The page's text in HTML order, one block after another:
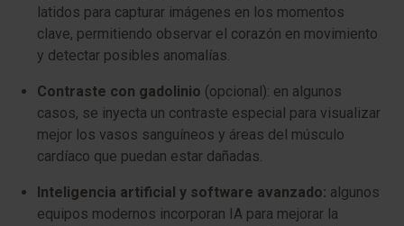
latidos para capturar imágenes en los momentos
clave, permitiendo observar el corazón en movimiento
y detectar posibles anomalías.
Contraste con gadolinio (opcional): en algunos
casos, se inyecta un contraste especial para visualizar
mejor los vasos sanguíneos y áreas del músculo
cardíaco que puedan estar dañadas.
Inteligencia artificial y software avanzado: algunos
equipos modernos incorporan IA para mejorar la